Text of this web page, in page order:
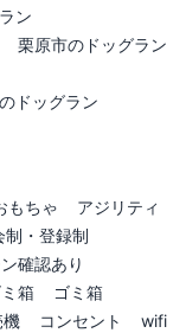
ン
栗原市のドッグラン
ドッグラン
もちゃ
アジリティ
制・登録制
確認あり
箱
ゴミ箱
機 コンセント
wifi